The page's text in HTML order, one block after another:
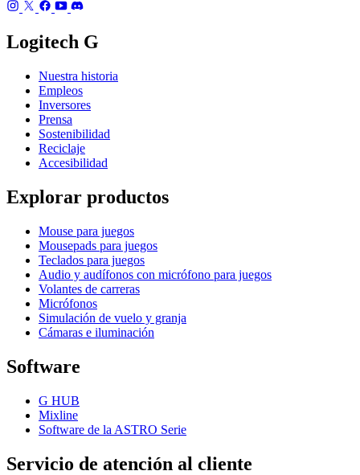
Logitech G
Nuestra historia
Empleos
Inversores
Prensa
Sostenibilidad
Reciclaje
Accesibilidad
Explorar productos
Mouse para juegos
Mousepads para juegos
Teclados para juegos
Audio y audífonos con micrófono para juegos
Volantes de carreras
Micrófonos
Simulación de vuelo y granja
Cámaras e iluminación
Software
G HUB
Mixline
Software de la ASTRO Serie
Servicio de atención al cliente